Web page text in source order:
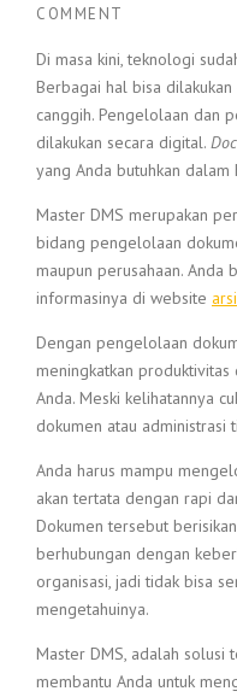
COMMENT
Di masa kini, teknologi
Berbagai hal bisa
canggih. Pengelolaan dan
dilakukan secara digital.
yang Anda butuhkan dalam
Master DMS merupakan
bidang pengelolaan
maupun perusahaan. Anda
informasinya di website
Dengan pengelolaan
meningkatkan produktivitas
Anda. Meski kelihatannya
dokumen atau administrasi
Anda harus mampu
akan tertata dengan rapi
Dokumen tersebut
berhubungan dengan
organisasi, jadi tidak bisa
mengetahuinya.
Master DMS, adalah solusi
membantu Anda untuk